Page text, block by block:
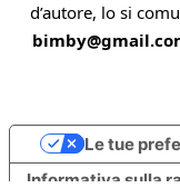
d’autore, lo si
Informativa sulla
Le tue